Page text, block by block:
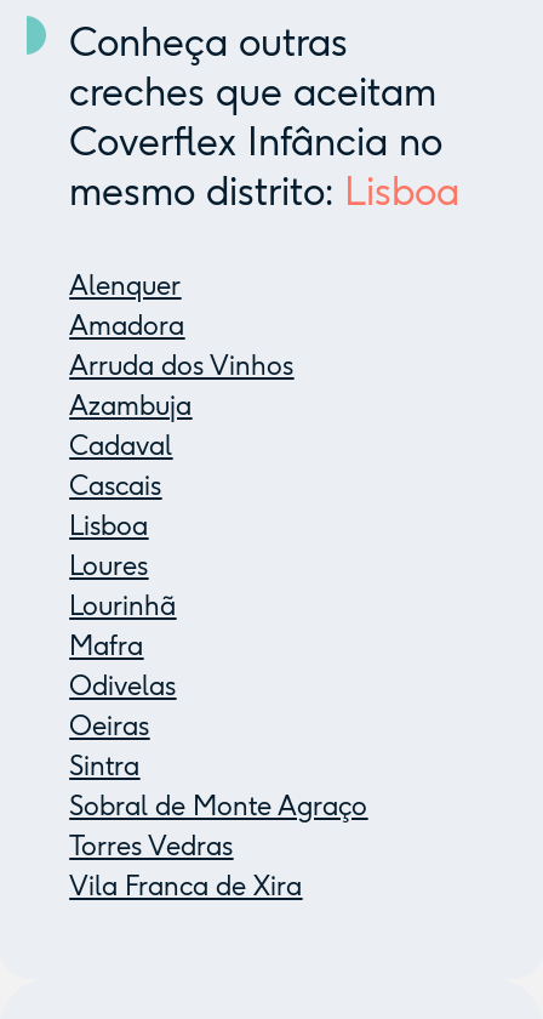
Conheça outras
creches que aceitam
Coverflex Infância no
mesmo distrito: Lisboa
Alenquer
Amadora
Arruda dos Vinhos
Azambuja
Cadaval
Cascais
Lisboa
Loures
Lourinhã
Mafra
Odivelas
Oeiras
Sintra
Sobral de Monte Agraço
Torres Vedras
Vila Franca de Xira